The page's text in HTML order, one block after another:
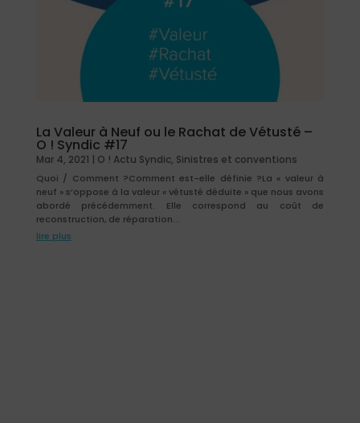
La Valeur à Neuf ou le Rachat de Vétusté –
O ! Syndic #17
Mar 4, 2021 | O ! Actu Syndic, Sinistres et conventions
Quoi / Comment ?Comment est-elle définie ?La « valeur à
neuf » s’oppose à la valeur « vétusté déduite » que nous avons
abordé précédemment. Elle correspond au coût de
reconstruction, de réparation...
lire plus